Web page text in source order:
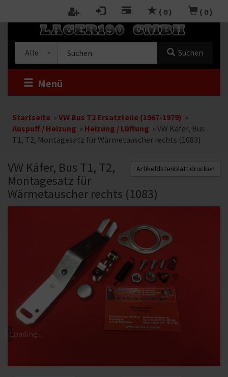
( 0 ) ( 0 )
Alle
Shop
Suchen
Menü
Startseite » VW Bus T2 Ersatzteile (1967-1979) »
Auspuff / Heizung » Heizung / Lüftung » VW Käfer, Bus
T1, T2, Montagesatz für Wärmetauscher rechts (1083)
Artikeldatenblatt drucken
VW Käfer, Bus T1, T2,
Montagesatz für
Wärmetauscher rechts (1083)
Loading...